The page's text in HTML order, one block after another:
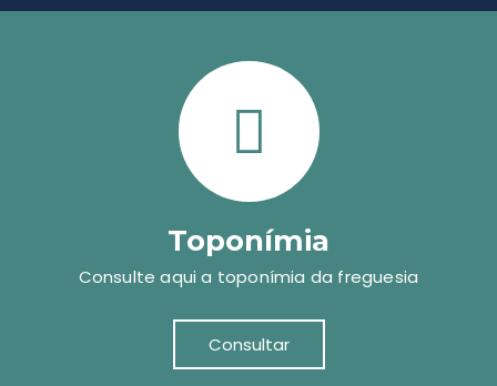
Toponímia
Consulte aqui a toponímia da freguesia
Consultar